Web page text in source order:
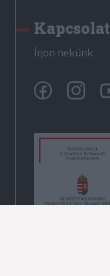
Kapcsolat
Írjon nekünk